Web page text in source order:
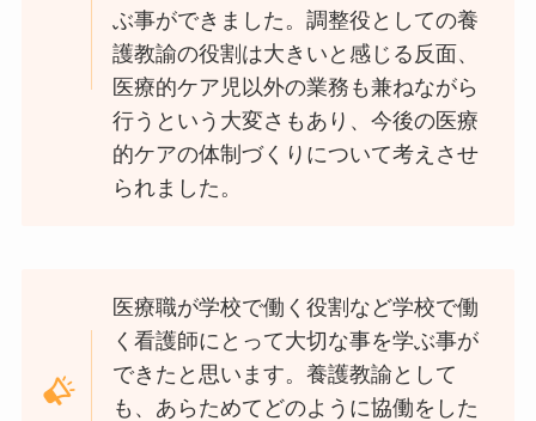
ぶ事ができました。調整役としての養
護教諭の役割は大きいと感じる反面、
医療的ケア児以外の業務も兼ねながら
行うという大変さもあり、今後の医療
的ケアの体制づくりについて考えさせ
られました。
医療職が学校で働く役割など学校で働
く看護師にとって大切な事を学ぶ事が
できたと思います。養護教諭として
も、あらためてどのように協働をした